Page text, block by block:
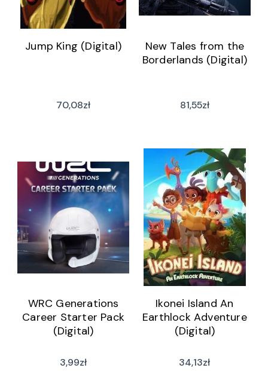
Jump King (Digital)
70,08zł
New Tales from the
Borderlands (Digital)
81,55zł
WRC Generations
Career Starter Pack
(Digital)
3,99zł
Ikonei Island An
Earthlock Adventure
(Digital)
34,13zł